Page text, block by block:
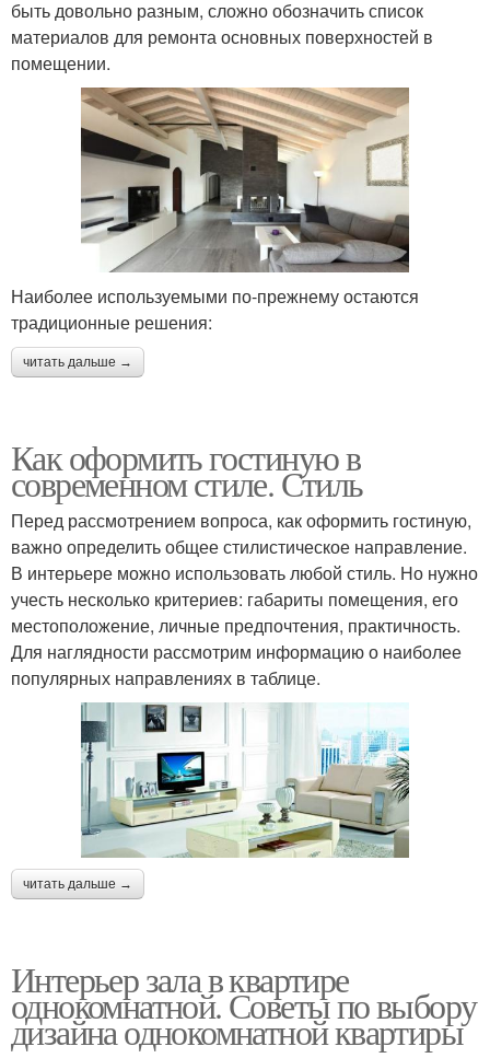
быть довольно разным, сложно обозначить список
материалов для ремонта основных поверхностей в
помещении.
Наиболее используемыми по-прежнему остаются
традиционные решения:
читать дальше →
Как оформить гостиную в
современном стиле. Стиль
Перед рассмотрением вопроса, как оформить гостиную,
важно определить общее стилистическое направление.
В интерьере можно использовать любой стиль. Но нужно
учесть несколько критериев: габариты помещения, его
местоположение, личные предпочтения, практичность.
Для наглядности рассмотрим информацию о наиболее
популярных направлениях в таблице.
читать дальше →
Интерьер зала в квартире
однокомнатной. Советы по выбору
дизайна однокомнатной квартиры